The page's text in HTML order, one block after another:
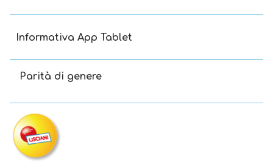
Informativa App Tablet
Parità di genere